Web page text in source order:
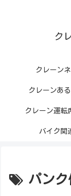
ク
クレーン
クレーンあ
クレーン運転
バイク関
パンク